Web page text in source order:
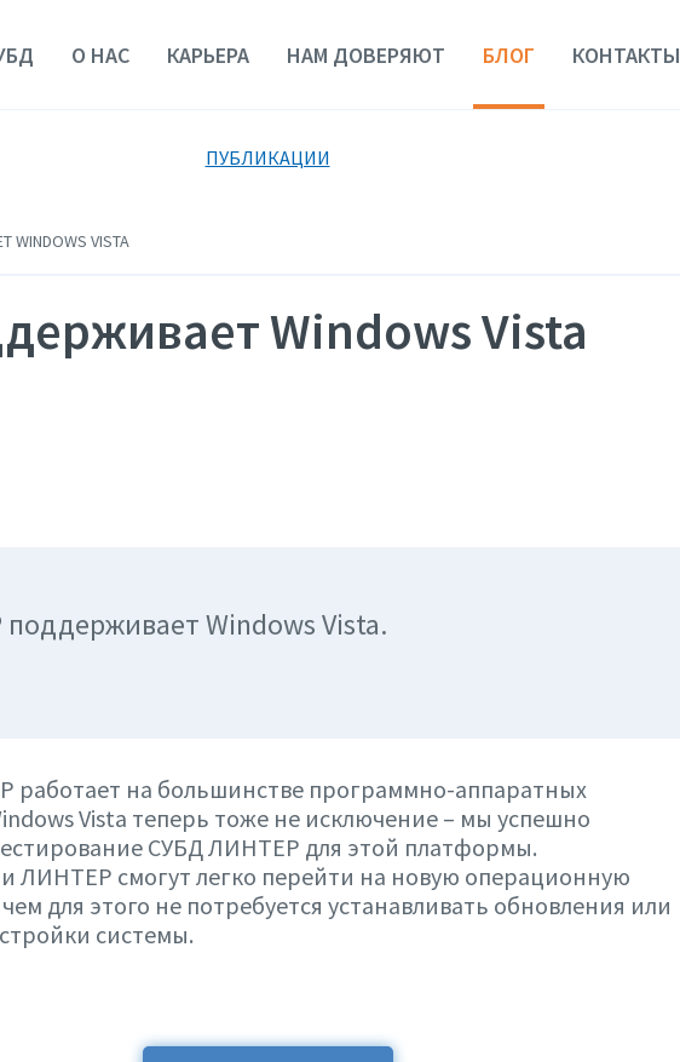
О НАС КАРЬЕРА НАМ ДОВЕРЯЮТ БЛОГ КОНТАКТЫ
ПУБЛИКАЦИИ
VISTA
Windows Vista
Windows Vista.
работает на большинстве программно-аппаратных
Vista теперь тоже не исключение – мы успешно
СУБД ЛИНТЕР для этой платформы.
ЛИНТЕР смогут легко перейти на новую операционную
для этого не потребуется устанавливать обновления или
системы.